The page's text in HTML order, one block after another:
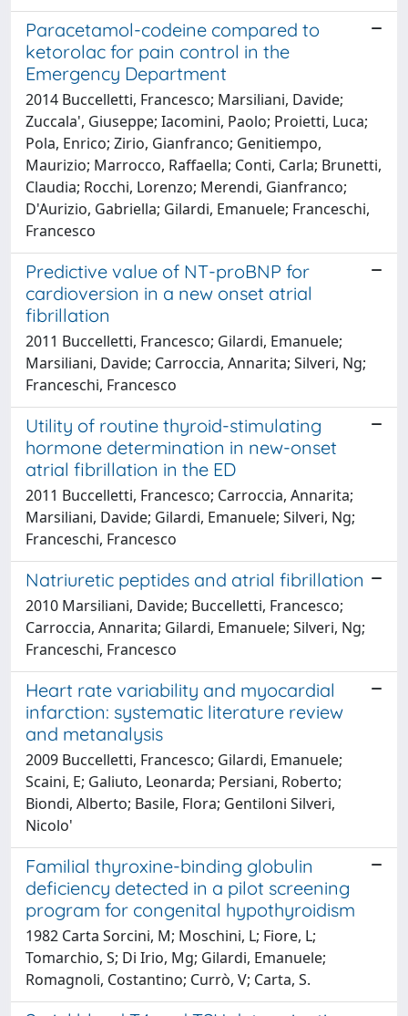
Paracetamol-codeine compared to
ketorolac for pain control in the
Emergency Department
2014 Buccelletti, Francesco; Marsiliani, Davide;
Zuccala', Giuseppe; Iacomini, Paolo; Proietti, Luca;
Pola, Enrico; Zirio, Gianfranco; Genitiempo,
Maurizio; Marrocco, Raffaella; Conti, Carla; Brunetti,
Claudia; Rocchi, Lorenzo; Merendi, Gianfranco;
D'Aurizio, Gabriella; Gilardi, Emanuele; Franceschi,
Francesco
Predictive value of NT-proBNP for
cardioversion in a new onset atrial
fibrillation
2011 Buccelletti, Francesco; Gilardi, Emanuele;
Marsiliani, Davide; Carroccia, Annarita; Silveri, Ng;
Franceschi, Francesco
Utility of routine thyroid-stimulating
hormone determination in new-onset
atrial fibrillation in the ED
2011 Buccelletti, Francesco; Carroccia, Annarita;
Marsiliani, Davide; Gilardi, Emanuele; Silveri, Ng;
Franceschi, Francesco
Natriuretic peptides and atrial fibrillation
2010 Marsiliani, Davide; Buccelletti, Francesco;
Carroccia, Annarita; Gilardi, Emanuele; Silveri, Ng;
Franceschi, Francesco
Heart rate variability and myocardial
infarction: systematic literature review
and metanalysis
2009 Buccelletti, Francesco; Gilardi, Emanuele;
Scaini, E; Galiuto, Leonarda; Persiani, Roberto;
Biondi, Alberto; Basile, Flora; Gentiloni Silveri,
Nicolo'
Familial thyroxine-binding globulin
deficiency detected in a pilot screening
program for congenital hypothyroidism
1982 Carta Sorcini, M; Moschini, L; Fiore, L;
Tomarchio, S; Di Irio, Mg; Gilardi, Emanuele;
Romagnoli, Costantino; Currò, V; Carta, S.